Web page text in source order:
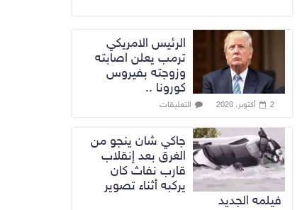
الرئيس الامريكي
ترمب يعلن اصابته
وزوجته بفيروس
كورونا ..
2 أكتوبر، 2020 التعليقات
جاكي شان ينجو من
الغرق بعد إنقلاب
قارب نفاث كان
يركبه أثناء تصوير
فيلمه الجديد